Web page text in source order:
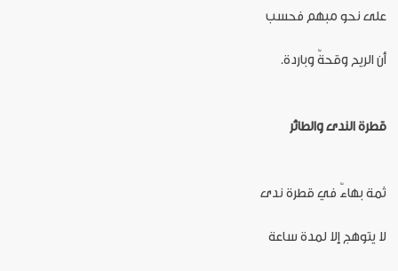
على نحو مبهم فحسب
أن الريح وقحةٌ وباردة.
قطرة الندى والطائر
ثمة بهاءٌ في قطرة ندى
لا يتوهج إلا لمدة ساعة